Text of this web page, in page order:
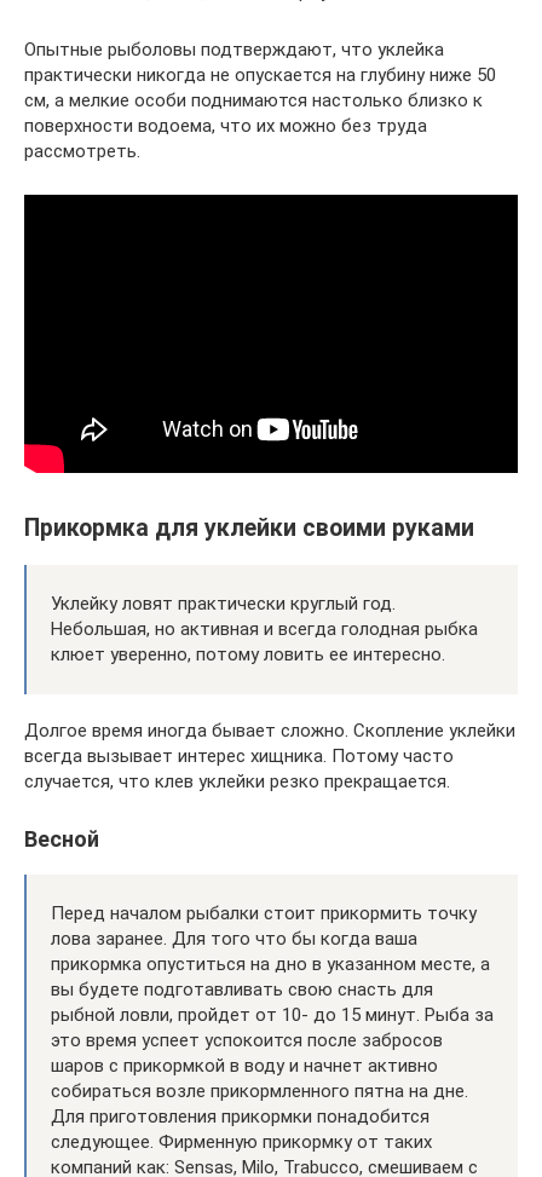
Опытные рыболовы подтверждают, что уклейка
практически никогда не опускается на глубину ниже 50
см, а мелкие особи поднимаются настолько близко к
поверхности водоема, что их можно без труда
рассмотреть.
Прикормка для уклейки своими руками
Уклейку ловят практически круглый год.
Небольшая, но активная и всегда голодная рыбка
клюет уверенно, потому ловить ее интересно.
Долгое время иногда бывает сложно. Скопление уклейки
всегда вызывает интерес хищника. Потому часто
случается, что клев уклейки резко прекращается.
Весной
Перед началом рыбалки стоит прикормить точку
лова заранее. Для того что бы когда ваша
прикормка опуститься на дно в указанном месте, а
вы будете подготавливать свою снасть для
рыбной ловли, пройдет от 10- до 15 минут. Рыба за
это время успеет успокоится после забросов
шаров с прикормкой в воду и начнет активно
собираться возле прикормленного пятна на дне.
Для приготовления прикормки понадобится
следующее. Фирменную прикормку от таких
компаний как: Sensas, Milo, Trabucco, смешиваем с